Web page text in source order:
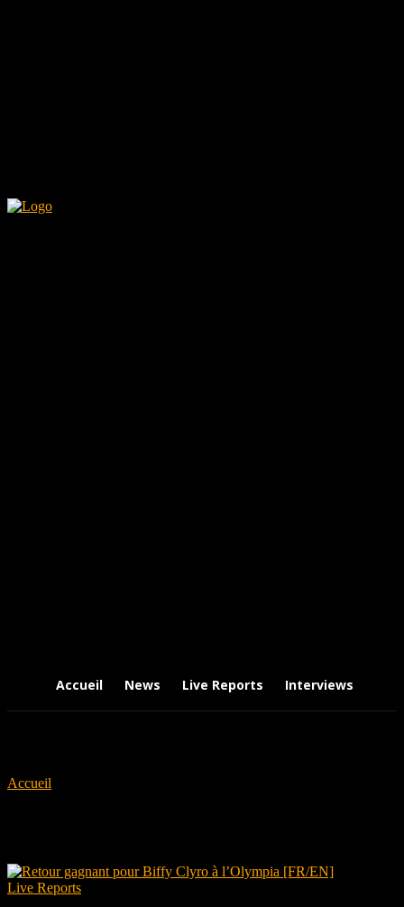
Accueil News Live Reports Interviews
Accueil
Live Reports